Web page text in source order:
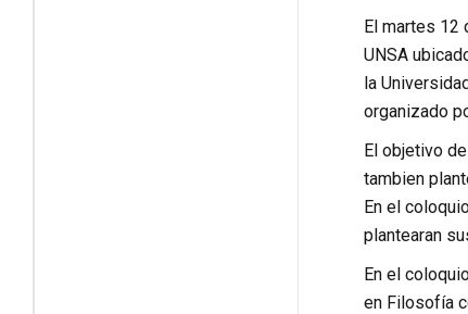
El martes 12
UNSA
la
organizado
El objetivo
tambien
En el
plantearan
En el
en Filosofía